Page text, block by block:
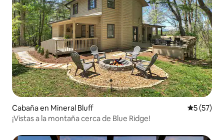
Cabaña en Mineral Bluff
5 (57)
¡Vistas a la montaña cerca de Blue Ridge!